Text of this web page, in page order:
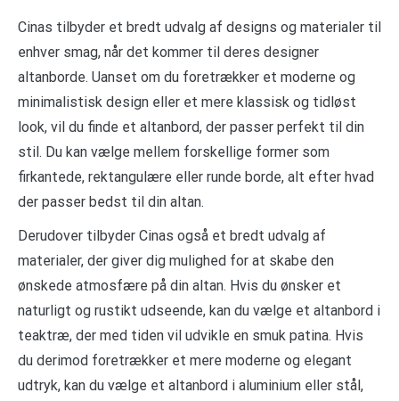
Cinas tilbyder et bredt udvalg af designs og materialer til
enhver smag, når det kommer til deres designer
altanborde. Uanset om du foretrækker et moderne og
minimalistisk design eller et mere klassisk og tidløst
look, vil du finde et altanbord, der passer perfekt til din
stil. Du kan vælge mellem forskellige former som
firkantede, rektangulære eller runde borde, alt efter hvad
der passer bedst til din altan.
Derudover tilbyder Cinas også et bredt udvalg af
materialer, der giver dig mulighed for at skabe den
ønskede atmosfære på din altan. Hvis du ønsker et
naturligt og rustikt udseende, kan du vælge et altanbord i
teaktræ, der med tiden vil udvikle en smuk patina. Hvis
du derimod foretrækker et mere moderne og elegant
udtryk, kan du vælge et altanbord i aluminium eller stål,